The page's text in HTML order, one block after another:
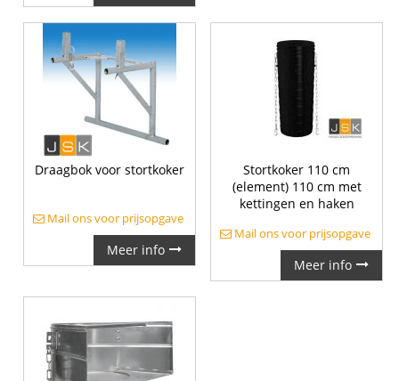
Draagbok voor stortkoker
Mail ons voor prijsopgave
Meer info
Stortkoker 110 cm
(element) 110 cm met
kettingen en haken
Mail ons voor prijsopgave
Meer info